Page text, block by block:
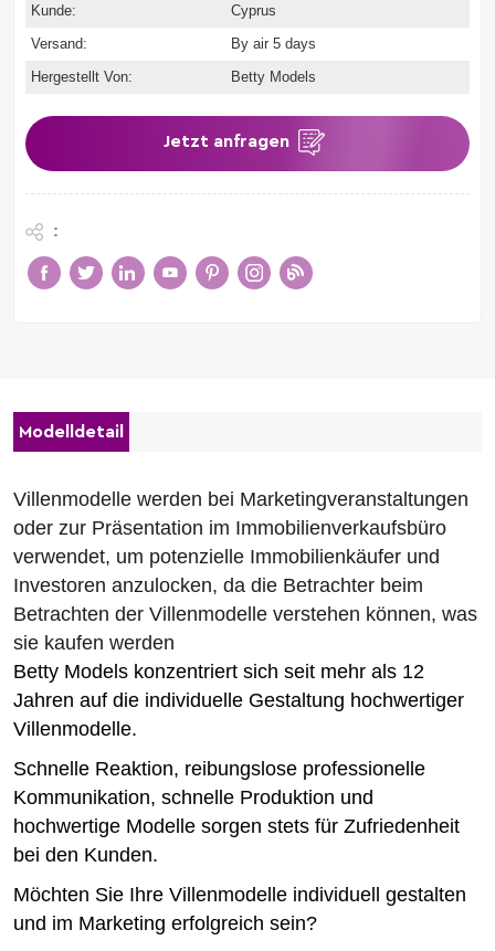
Kunde:
Cyprus
Versand:
By air 5 days
Hergestellt Von:
Betty Models
Jetzt anfragen
:
Modelldetail
Villenmodelle werden bei Marketingveranstaltungen
oder zur Präsentation im Immobilienverkaufsbüro
verwendet, um potenzielle Immobilienkäufer und
Investoren anzulocken, da die Betrachter beim
Betrachten der Villenmodelle verstehen können, was
sie kaufen werden
Betty Models konzentriert sich seit mehr als 12
Jahren auf die individuelle Gestaltung hochwertiger
Villenmodelle.
Schnelle Reaktion, reibungslose professionelle
Kommunikation, schnelle Produktion und
hochwertige Modelle sorgen stets für Zufriedenheit
bei den Kunden.
Möchten Sie Ihre Villenmodelle individuell gestalten
und im Marketing erfolgreich sein?